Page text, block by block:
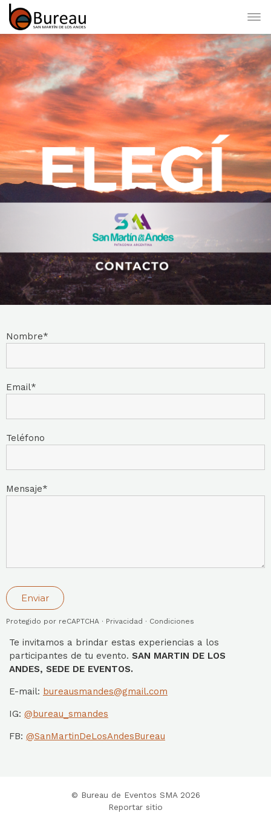
Nombre
Email
Teléfono
Mensaje
Enviar
Protegido por reCAPTCHA · Privacidad · Condiciones
Te invitamos a brindar estas experiencias a los
participantes de tu evento. SAN MARTIN DE LOS
ANDES, SEDE DE EVENTOS.
E-mail: bureausmandes@gmail.com
IG: @bureau_smandes
FB: @SanMartinDeLosAndesBureau
© Bureau de Eventos SMA 2026
Reportar sitio